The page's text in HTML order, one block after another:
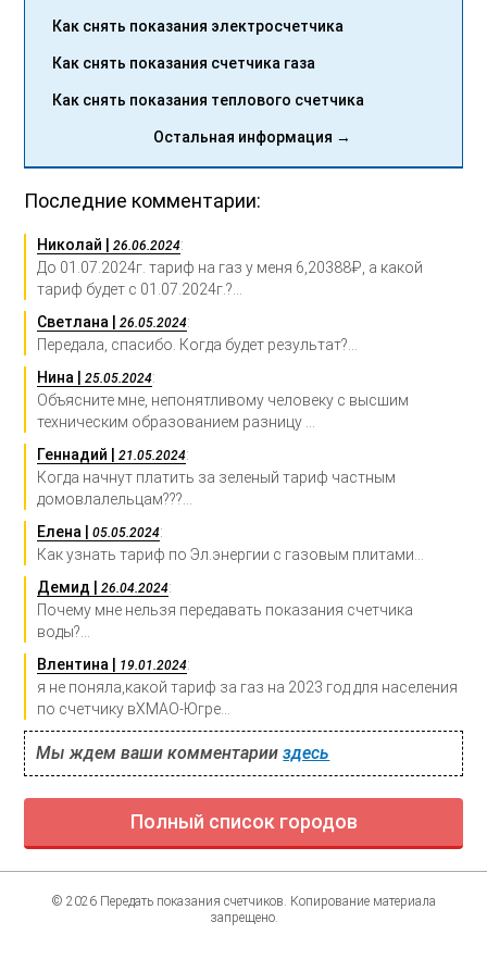
Как снять показания электросчетчика
Как снять показания счетчика газа
Как снять показания теплового счетчика
Остальная информация →
Последние комментарии:
Николай |26.06.2024:
До 01.07.2024г. тариф на газ у меня 6,20388₽, а какой
тариф будет с 01.07.2024г.?...
Светлана |26.05.2024:
Передала, спасибо. Когда будет результат?...
Нина |25.05.2024:
Объясните мне, непонятливому человеку с высшим
техническим образованием разницу ...
Геннадий |21.05.2024:
Когда начнут платить за зеленый тариф частным
домовлалельцам???...
Елена |05.05.2024:
Как узнать тариф по Эл.энергии с газовым плитами...
Демид |26.04.2024:
Почему мне нельзя передавать показания счетчика
воды?...
Влентина | 19.01.2024:
я не поняла,какой тариф за газ на 2023 год для населения
по счетчику вХМАО-Югре...
Мы ждем ваши комментарииздесь
Полный список городов
© 2026 Передать показания счетчиков. Копирование материала
запрещено.